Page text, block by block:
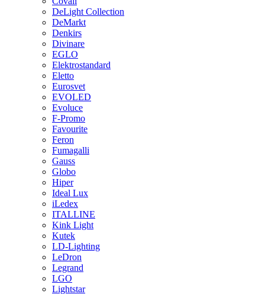
DeLight Collection
DeMarkt
Denkirs
Divinare
EGLO
Elektrostandard
Eletto
Eurosvet
EVOLED
Evoluce
F-Promo
Favourite
Feron
Fumagalli
Gauss
Globo
Hiper
Ideal Lux
iLedex
ITALLINE
Kink Light
Kutek
LD-Lighting
LeDron
Legrand
LGO
Lightstar